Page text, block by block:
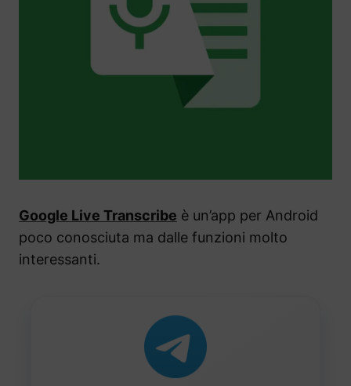
Google Live Transcribe è un’app per Android
poco conosciuta ma dalle funzioni molto
interessanti.